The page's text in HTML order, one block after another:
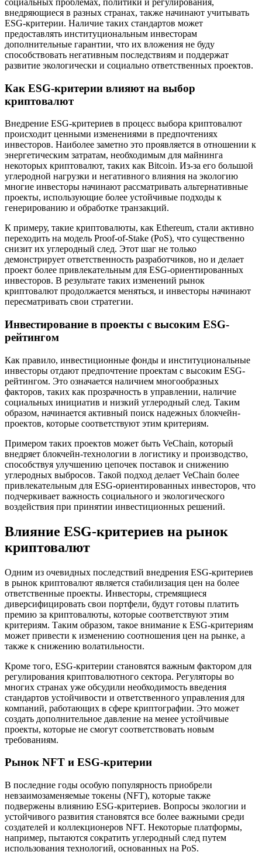
внедряющиеся в разных странах, также начинают учитывать
ESG-критерии. Наличие таких стандартов может
предоставлять институциональным инвесторам
дополнительные гарантии, что их вложения не буду
способствовать негативным последствиям и поддержат
развитие экологически и социально ответственных проектов.
Как ESG-критерии влияют на выбор
криптовалют
Внедрение ESG-критериев в процесс выбора криптовалют
происходит ценными изменениями в предпочтениях
инвесторов. Наиболее заметно это проявляется в отношении к
энергетическим затратам, необходимым для майнинга
некоторых криптовалют, таких как Bitcoin. Из-за его большой
углеродной нагрузки и негативного влияния на экологию
многие инвесторы начинают рассматривать альтернативные
проекты, использующие более устойчивые подходы к
генерированию и обработке транзакций.
К примеру, такие криптовалюты, как Ethereum, стали активно
переходить на модель Proof-of-Stake (PoS), что существенно
снизит их углеродный след. Этот шаг не только
демонстрирует ответственность разработчиков, но и делает
проект более привлекательным для ESG-ориентированных
инвесторов. В результате таких изменений рынок
криптовалют продолжается меняться, и инвесторы начинают
пересматривать свои стратегии.
Инвестирование в проекты с высоким ESG-
рейтингом
Как правило, инвестиционные фонды и институциональные
инвесторы отдают предпочтение проектам с высоким ESG-
рейтингом. Это означается наличием многообразных
факторов, таких как прозрачность в управлении, наличие
социальных инициатив и низкий углеродный след. Таким
образом, начинается активный поиск надежных блокчейн-
проектов, которые соответствуют этим критериям.
Примером таких проектов может быть VeChain, который
внедряет блокчейн-технологии в логистику и производство,
способствуя улучшению цепочек поставок и снижению
углеродных выбросов. Такой подход делает VeChain более
привлекательным для ESG-ориентированных инвесторов, что
подчеркивает важность социального и экологического
воздействия при принятии инвестиционных решений.
Влияние ESG-критериев на рынок
криптовалют
Одним из очевидных последствий внедрения ESG-критериев
в рынок криптовалют является стабилизация цен на более
ответственные проекты. Инвесторы, стремящиеся
диверсифицировать свои портфели, будут готовы платить
премию за криптовалюты, которые соответствуют этим
критериям. Таким образом, такое внимание к ESG-критериям
может привести к изменению соотношения цен на рынке, а
также к снижению волатильности.
Кроме того, ESG-критерии становятся важным фактором для
регулирования криптовалютного сектора. Регуляторы во
многих странах уже обсудили необходимость введения
стандартов устойчивости и ответственного управления для
компаний, работающих в сфере криптографии. Это может
создать дополнительное давление на менее устойчивые
проекты, которые не смогут соответствовать новым
требованиям.
Рынок NFT и ESG-критерии
В последние годы особую популярность приобрели
невзаимозаменяемые токены (NFT), которые также
подвержены влиянию ESG-критериев. Вопросы экологии и
устойчивого развития становятся все более важными среди
создателей и коллекционеров NFT. Некоторые платформы,
например, пытаются сократить углеродный след путем
использования технологий, основанных на PoS.